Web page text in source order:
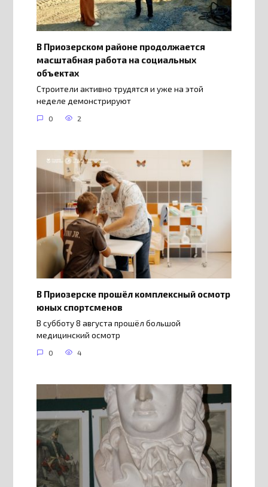
В Приозерском районе продолжается
масштабная работа на социальных
объектах
Строители активно трудятся и уже на этой
неделе демонстрируют
0 2
В Приозерске прошёл комплексный осмотр
юных спортсменов
В субботу 8 августа прошёл большой
медицинский осмотр
0 4